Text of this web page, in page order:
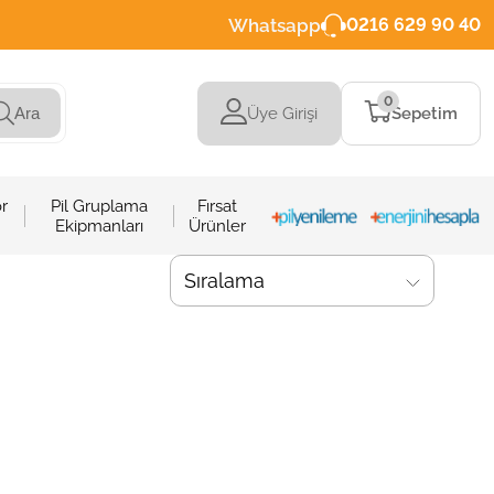
Whatsapp 0216 629 90 40
Ara Üye Girişi Sepetim
0
Pil Gruplama
Ekipmanları
Fırsat
Ürünler
Sıralama